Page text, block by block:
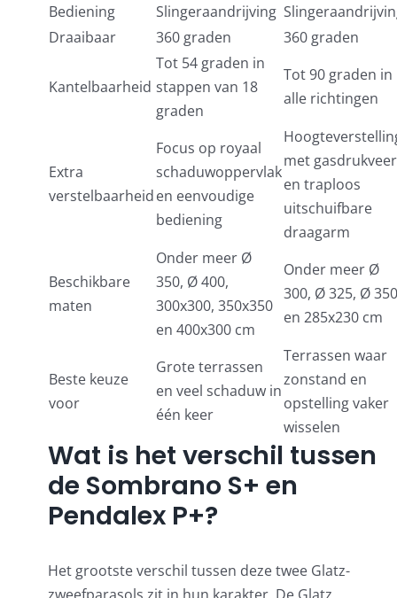
Bediening
Slingeraandrijving
Draaibaar
360 graden 360 graden
Kantelbaarheid
Tot 54 graden in
stappen van 18
graden
Tot 90 graden in
alle richtingen
Extra
verstelbaarheid
Focus op royaal
schaduwoppervlak
en eenvoudige
bediening
met gasdrukveer
en traploos
uitschuifbare
draagarm
Beschikbare
maten
Onder meer Ø
350, Ø 400,
300x300, 350x350
en 400x300 cm
Onder meer Ø
300, Ø 325, Ø 350
en 285x230 cm
Beste keuze
voor
Grote terrassen
en veel schaduw in
één keer
Terrassen waar
zonstand en
opstelling vaker
wisselen
Wat is het verschil tussen
de Sombrano S+ en
Pendalex P+?
Het grootste verschil tussen deze twee Glatz-